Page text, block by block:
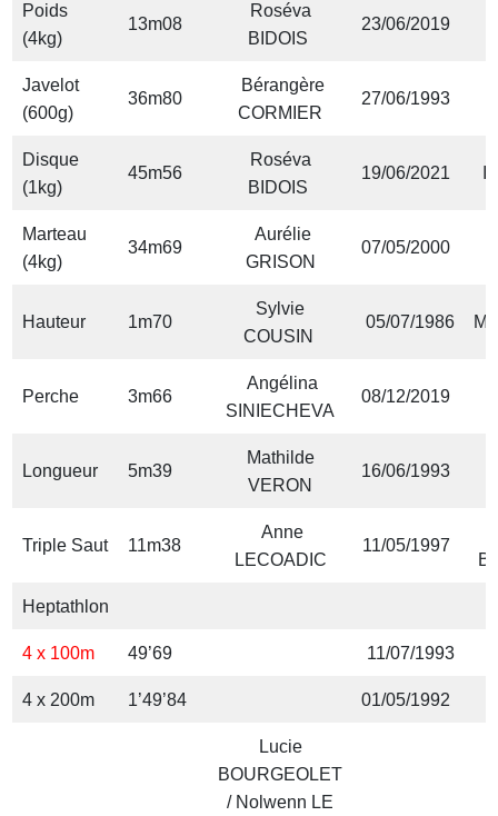
Poids
(4kg)
13m08
Roséva
BIDOIS
23/06/2019
Javelot
(600g)
36m80
Bérangère
CORMIER
27/06/1993
Disque
(1kg)
45m56
Roséva
BIDOIS
19/06/2021
Marteau
(4kg)
34m69
Aurélie
GRISON
07/05/2000
Hauteur 1m70
Sylvie
COUSIN
05/07/1986
Perche 3m66
Angélina
SINIECHEVA
08/12/2019
Longueur 5m39
Mathilde
VERON
16/06/1993
Triple Saut 11m38
Anne
LECOADIC
11/05/1997
Heptathlon
4 x 100m 49’69 11/07/1993
4 x 200m 1’49’84 01/05/1992
Lucie
BOURGEOLET
/ Nolwenn LE